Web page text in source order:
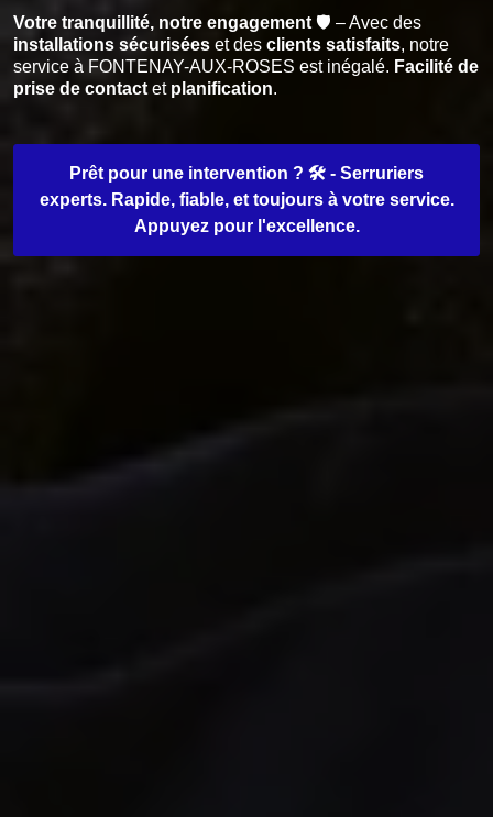
Votre tranquillité, notre engagement 🛡️ – Avec des
installations sécurisées et des clients satisfaits, notre
service à FONTENAY-AUX-ROSES est inégalé. Facilité de
prise de contactet planification.
Prêt pour une intervention ? 🛠️ - Serruriers
experts. Rapide, fiable, et toujours à votre service.
Appuyez pour l'excellence.